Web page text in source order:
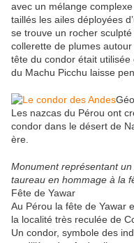
avec un mélange
taillés les ailes déployées
se trouve un rocher
collerette de plumes
tête du condor était
du Machu Picchu laisse
Les nazcas du Pérou ont
condor dans le désert de
ère.
Monument représentant
taureau en hommage à la
Fête de Yawar
Au Pérou la fête de Yawar
la localité très reculée de
Un condor, symbole des